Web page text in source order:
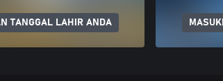
TANGGAL LAHIR ANDA